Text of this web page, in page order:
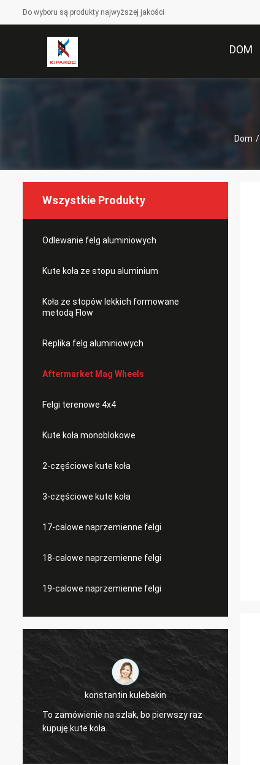
Do wyboru są produkty najwyższej jakości
DOM
Dom /
Wszystkie Produkty
Odlewanie felg aluminiowych
Kute koła ze stopu aluminium
Koła ze stopów lekkich formowane
metodą Flow
Replika felg aluminiowych
Aftermarket Mag Wheels
Felgi terenowe 4x4
Kute koła monoblokowe
2-częściowe kute koła
3-częściowe kute koła
17-calowe naprzemienne felgi
18-calowe naprzemienne felgi
19-calowe naprzemienne felgi
konstantin kulebakin
To zamówienie na szlak, bo pierwszy raz
kupuję kute koła.
design.